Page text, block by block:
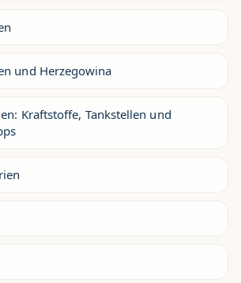
und Herzegowina
Kraftstoffe, Tankstellen und